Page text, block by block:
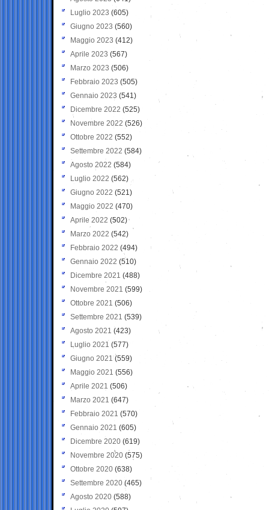
Luglio 2023 (605)
Giugno 2023 (560)
Maggio 2023 (412)
Aprile 2023 (567)
Marzo 2023 (506)
Febbraio 2023 (505)
Gennaio 2023 (541)
Dicembre 2022 (525)
Novembre 2022 (526)
Ottobre 2022 (552)
Settembre 2022 (584)
Agosto 2022 (584)
Luglio 2022 (562)
Giugno 2022 (521)
Maggio 2022 (470)
Aprile 2022 (502)
Marzo 2022 (542)
Febbraio 2022 (494)
Gennaio 2022 (510)
Dicembre 2021 (488)
Novembre 2021 (599)
Ottobre 2021 (506)
Settembre 2021 (539)
Agosto 2021 (423)
Luglio 2021 (577)
Giugno 2021(559)
Maggio 2021 (556)
Aprile 2021 (506)
Marzo 2021 (647)
Febbraio 2021 (570)
Gennaio 2021 (605)
Dicembre 2020 (619)
Novembre 2020 (575)
Ottobre 2020 (638)
Settembre 2020(465)
Agosto 2020 (588)